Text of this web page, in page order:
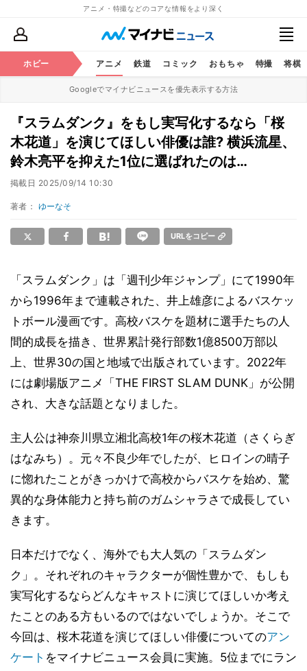
アニメ・特撮などのコアな情報をより深く
ホビー アニメ 鉄道 コミック おもちゃ 特撮 将棋
Googleでマイナビニュースを優先表示する方法
『スラムダンク』をもし実写化するなら「桜
木花道」を演じてほしい俳優は誰? 横浜流星、
鈴木亮平を抑えた1位に選ばれたのは…
掲載日 2025/09/14 10:30
著者： ゆーなそ
URLをコピー
「スラムダンク」は「週刊少年ジャンプ」にて1990年
から1996年まで連載された、井上雄彦によるバスケッ
トボール漫画です。高校バスケを題材に選手たちの人
間的成長を描き、世界累計発行部数1億8500万部以
上、世界30の国と地域で出版されています。2022年
には劇場版アニメ「THE FIRST SLAM DUNK」が公開
され、大きな話題となりました。
主人公は神奈川県立湘北高校1年の桜木花道（さくらぎ
はなみち）。元々不良少年でしたが、ヒロインの晴子
に惚れたことがきっかけで高校からバスケを始め、驚
異的な身体能力と持ち前のガムシャラさで成長してい
きます。
日本だけでなく、海外でも大人気の「スラムダン
ク」。それぞれのキャラクターが個性豊かで、もしも
実写化するならどんなキャストに演じてほしいか考え
たことのある方もいるのではないでしょうか。そこで
今回は、桜木花道を演じてほしい俳優についてのアン
ケート をマイナビニュース会員に実施。5位までにラン